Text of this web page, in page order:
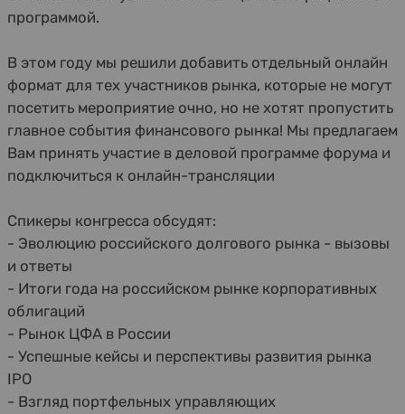
программой.
В этом году мы решили добавить отдельный онлайн
формат для тех участников рынка, которые не могут
посетить мероприятие очно, но не хотят пропустить
главное события финансового рынка! Мы предлагаем
Вам принять участие в деловой программе форума и
подключиться к онлайн-трансляции
Спикеры конгресса обсудят:
- Эволюцию российского долгового рынка - вызовы
и ответы
- Итоги года на российском рынке корпоративных
облигаций
- Рынок ЦФА в России
- Успешные кейсы и перспективы развития рынка
IPO
- Взгляд портфельных управляющих